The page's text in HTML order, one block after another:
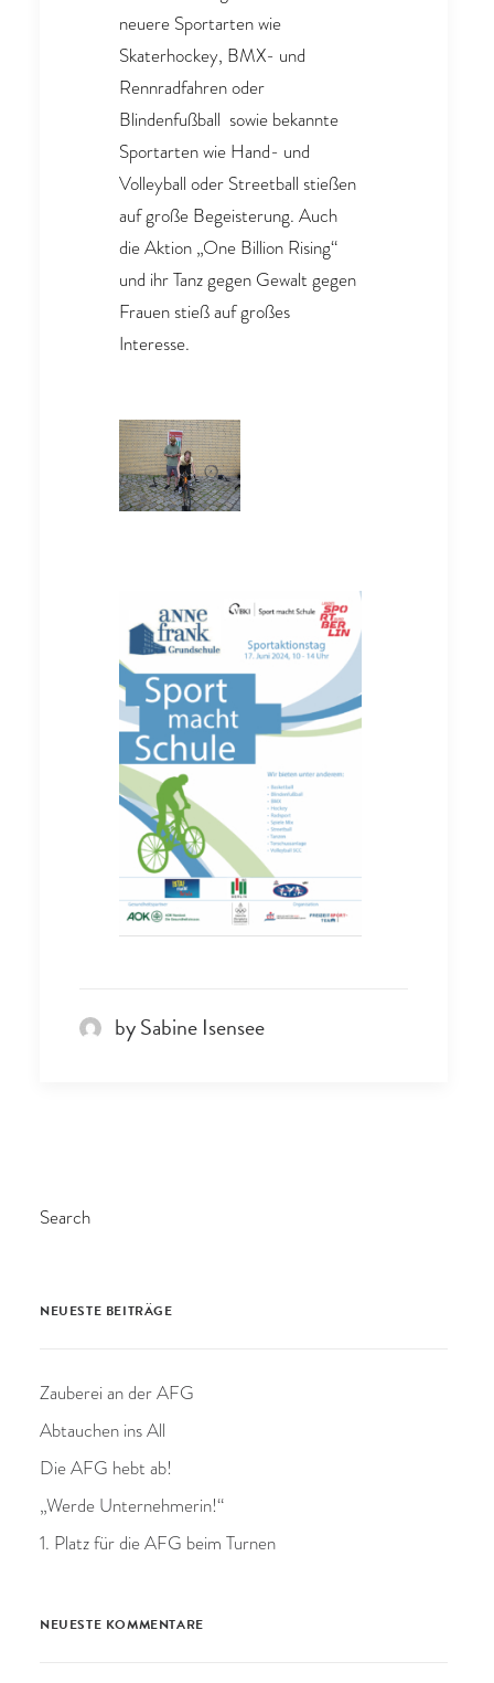
neuere Sportarten wie
Skaterhockey, BMX- und
Rennradfahren oder
Blindenfußball sowie bekannte
Sportarten wie Hand- und
Volleyball oder Streetball stießen
auf große Begeisterung. Auch
die Aktion „One Billion Rising“
und ihr Tanz gegen Gewalt gegen
Frauen stieß auf großes
Interesse.
by Sabine Isensee
Search
NEUESTE BEITRÄGE
Zauberei an der AFG
Abtauchen ins All
Die AFG hebt ab!
„Werde Unternehmerin!“
1. Platz für die AFG beim Turnen
NEUESTE KOMMENTARE